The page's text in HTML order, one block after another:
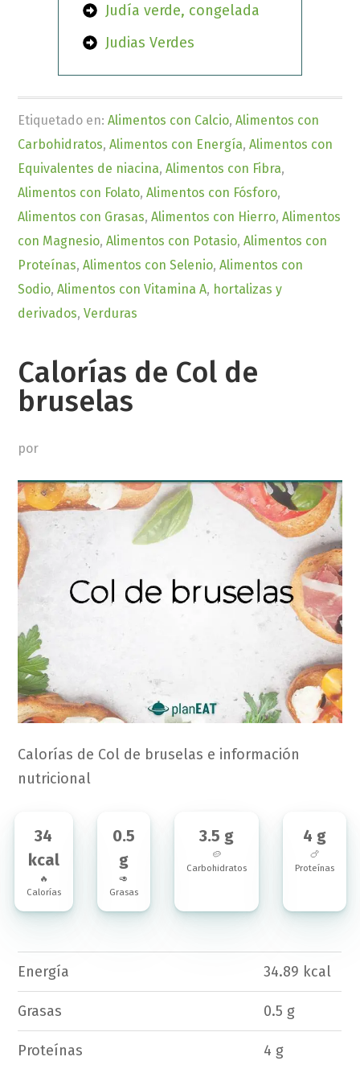
Judía verde, congelada
Judias Verdes
Etiquetado en:Alimentos con Calcio,Alimentos con
Carbohidratos,Alimentos con Energía,Alimentos con
Equivalentes de niacina,Alimentos con Fibra,
Alimentos con Folato,Alimentos con Fósforo,
Alimentos con Grasas,Alimentos con Hierro,Alimentos
con Magnesio,Alimentos con Potasio,Alimentos con
Proteínas,Alimentos con Selenio,Alimentos con
Sodio,Alimentos con Vitamina A, hortalizas y
derivados,Verduras
Calorías de Col de
bruselas
por
Calorías de Col de bruselas e información
nutricional
34
kcal
🔥
Calorías
0.5
g
🥑
Grasas
3.5 g
🥔
Carbohidratos
4 g
🍗
Proteínas
Energía 34.89 kcal
Grasas 0.5 g
Proteínas 4 g